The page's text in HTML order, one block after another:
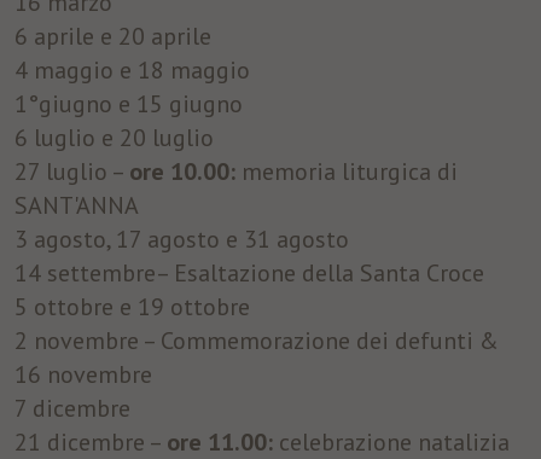
6 aprile e 20 aprile
4 maggio e 18 maggio
1°giugno e 15 giugno
6 luglio e 20 luglio
27 luglio – ore 10.00: memoria liturgica di
SANT'ANNA
3 agosto, 17 agosto e 31 agosto
14 settembre– Esaltazione della Santa Croce
5 ottobre e 19 ottobre
2 novembre – Commemorazione dei defunti &
16 novembre
7 dicembre
21 dicembre – ore 11.00: celebrazione natalizia